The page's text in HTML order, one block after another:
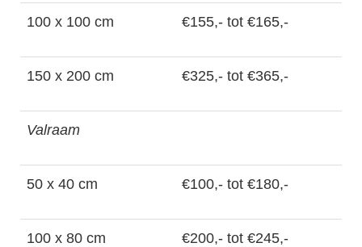
100 x 100 cm €155,- tot €165,-
150 x 200 cm €325,- tot €365,-
Valraam
50 x 40 cm €100,- tot €180,-
100 x 80 cm €200,- tot €245,-